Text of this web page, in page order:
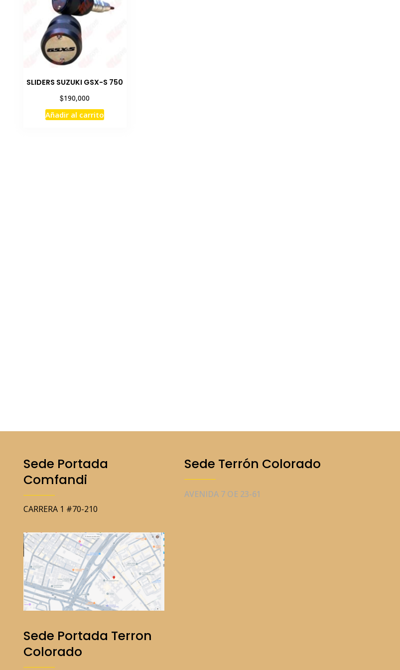
SLIDERS SUZUKI GSX-S 750
$190,000
Añadir al carrito
Sede Portada
Comfandi
CARRERA 1 #70-210
Sede Portada Terron
Colorado
Sede Terrón Colorado
AVENIDA 7 OE 23-61